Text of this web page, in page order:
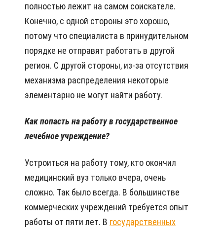
полностью лежит на самом соискателе.
Конечно, с одной стороны это хорошо,
потому что специалиста в принудительном
порядке не отправят работать в другой
регион. С другой стороны, из-за отсутствия
механизма распределения некоторые
элементарно не могут найти работу.
Как попасть на работу в государственное
лечебное учреждение?
Устроиться на работу тому, кто окончил
медицинский вуз только вчера, очень
сложно. Так было всегда. В большинстве
коммерческих учреждений требуется опыт
работы от пяти лет. В государственных